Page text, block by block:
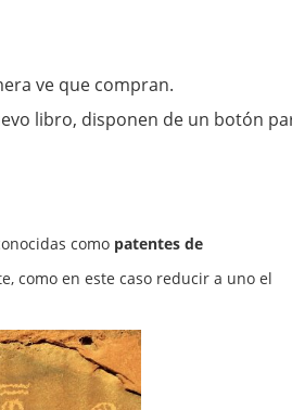
ve que compran.
libro, disponen de un botón
como patentes de
como en este caso reducir a uno el